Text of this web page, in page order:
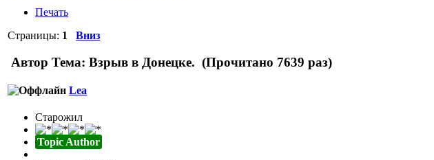
Печать
Страницы: 1 Вниз
Автор Тема: Взрыв в Донецке. (Прочитано 7639 раз)
Lea
Старожил
Topic Author